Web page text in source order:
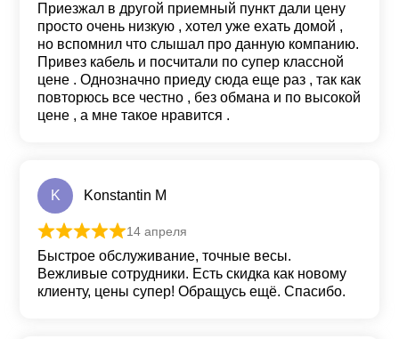
Приезжал в другой приемный пункт дали цену
просто очень низкую , хотел уже ехать домой ,
но вспомнил что слышал про данную компанию.
Привез кабель и посчитали по супер классной
цене . Однозначно приеду сюда еще раз , так как
повторюсь все честно , без обмана и по высокой
цене , а мне такое нравится .
K Konstantin M
Оценка из 5
14 апреля
Быстрое обслуживание, точные весы.
Вежливые сотрудники. Есть скидка как новому
клиенту, цены супер! Обращусь ещё. Спасибо.